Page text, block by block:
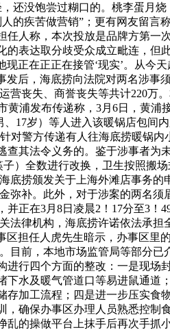
没饱尝过糊口的。桃李蛋月
的疾苦做营销”；更有网友留言
人称，本次投放是品牌方第一
表达取分歧受众成立毗连，但
正在正正在接管‘现实’。从今
后，海底捞向法院对两名涉
丧失、商誉丧失等共计220万
浦发布传递称，3月6日，黄
17岁）等人进入该暖锅店包间
警方传递有人往海底捞暖锅
其法令义务的。鉴于涉事者
）全数进行改换，卫生按照搬
捞颁发关于上海外滩店事务的
补。此外，对于涉案的两名
正在3月8日凌晨2！17分至3
律机构，海底捞许诺依法承
担任人虎先生暗示，办事区
前，本地市场监管局等部分
行四个方面的整改：一是现
水及暖气管道口等易进鼠通
加工流程；四是进一步压实食
确保办事区办理人员熟悉控
的操做平台上抹手后再次手抓